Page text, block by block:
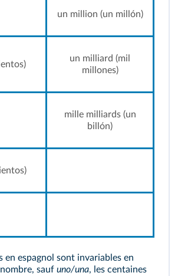
un million (un millón)
un milliard (mil
millones)
mille milliards (un
billón)
en espagnol sont invariables en
sauf uno/una, les centaines